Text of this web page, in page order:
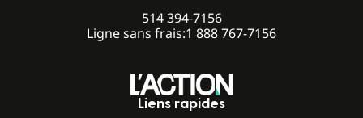
514 394-7156
Ligne sans frais:1 888 767-7156
Liens rapides